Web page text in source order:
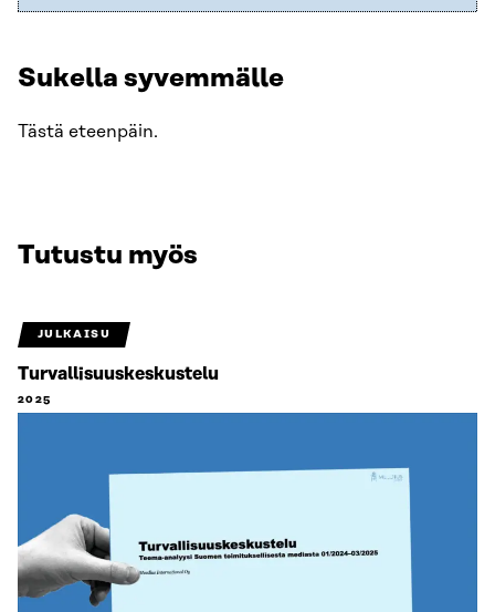
Sukella syvemmälle
Tästä eteenpäin.
Tutustu myös
JULKAISU
Turvallisuuskeskustelu
2025